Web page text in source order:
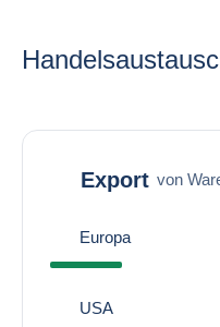
Export von
Europa
USA